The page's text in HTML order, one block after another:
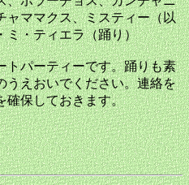
ャママクス、ミスティー（以
ミ・ティエラ（踊り）
トパーティーです。踊りも素
うえおいでください。連絡を
確保しておきます。